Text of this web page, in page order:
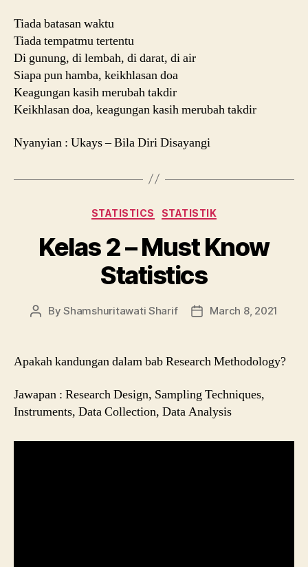
Tiada batasan waktu
Tiada tempatmu tertentu
Di gunung, di lembah, di darat, di air
Siapa pun hamba, keikhlasan doa
Keagungan kasih merubah takdir
Keikhlasan doa, keagungan kasih merubah takdir
Nyanyian : Ukays – Bila Diri Disayangi
Categories
STATISTICS STATISTIK
Kelas 2 – Must Know
Statistics
PostByShamshuritawati Sharif
PostMarch 8, 2021
Apakah kandungan dalam bab Research Methodology?
Jawapan : Research Design, Sampling Techniques,
Instruments, Data Collection, Data Analysis